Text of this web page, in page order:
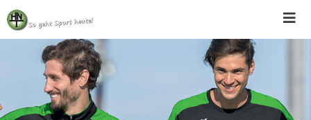
Skip
to
content